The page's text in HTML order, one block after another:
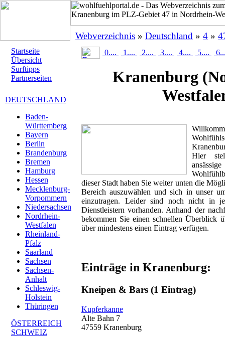
Webverzeichnis » Deutschland » 4 »
Startseite
Übersicht
Surftipps
Partnerseiten
DEUTSCHLAND
Baden-
Württemberg
Bayern
Berlin
Brandenburg
Bremen
Hamburg
Hessen
Mecklenburg-
Vorpommern
Niedersachsen
Nordrhein-
Westfalen
Rheinland-
Pfalz
Saarland
Sachsen
Sachsen-
Anhalt
Schleswig-
Holstein
Thüringen
ÖSTERREICH
SCHWEIZ
0.... 1.... 2.... 3.... 4.... 5....
Kranenburg
Hier
dieser Stadt haben Sie weiter unten die
Bereich auszuwählen und sich in unser
einzutragen. Leider sind noch nicht in
Dienstleistern vorhanden. Anhand der
bekommen Sie einen schnellen Überblick
über mindestens einen Eintrag verfügen.
Einträge in Kranenburg:
Kneipen & Bars (1 Eintrag)
Kupferkanne
Alte Bahn 7
47559 Kranenburg